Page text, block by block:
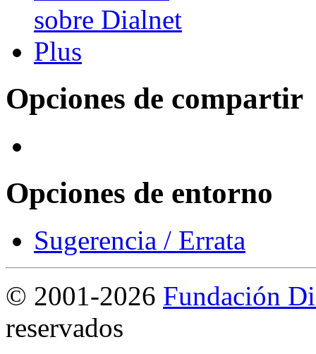
Opciones de compartir
Opciones de entorno
Sugerencia / Errata
© 2001-2026 Fundación
reservados